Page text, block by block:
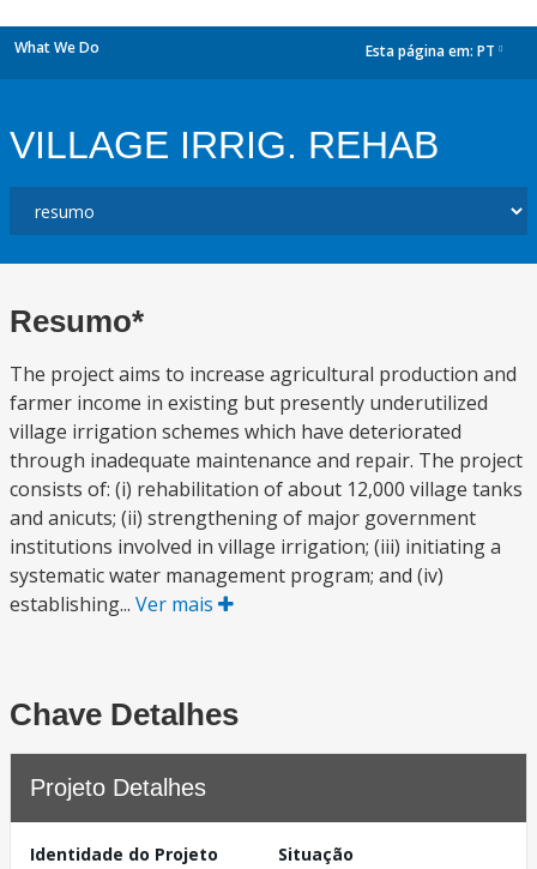
What We Do Esta página em: PT
VILLAGE IRRIG. REHAB
Resumo*
The project aims to increase agricultural production and
farmer income in existing but presently underutilized
village irrigation schemes which have deteriorated
through inadequate maintenance and repair. The project
consists of: (i) rehabilitation of about 12,000 village tanks
and anicuts; (ii) strengthening of major government
institutions involved in village irrigation; (iii) initiating a
systematic water management program; and (iv)
establishing... Ver mais
Chave Detalhes
Projeto Detalhes
Identidade do Projeto
Situação